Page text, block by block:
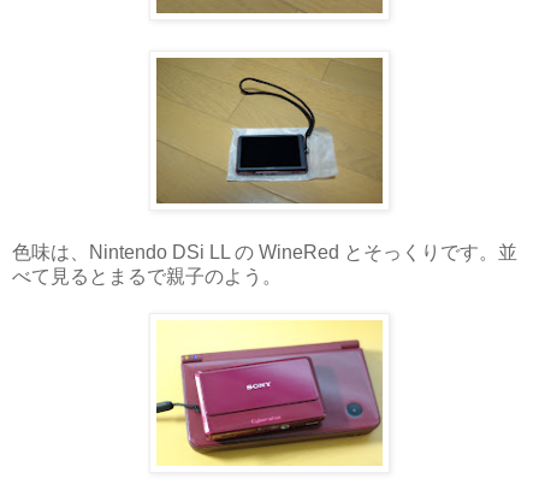
色味は、Nintendo DSi LL の WineRed とそっくりです。並
べて見るとまるで親子のよう。